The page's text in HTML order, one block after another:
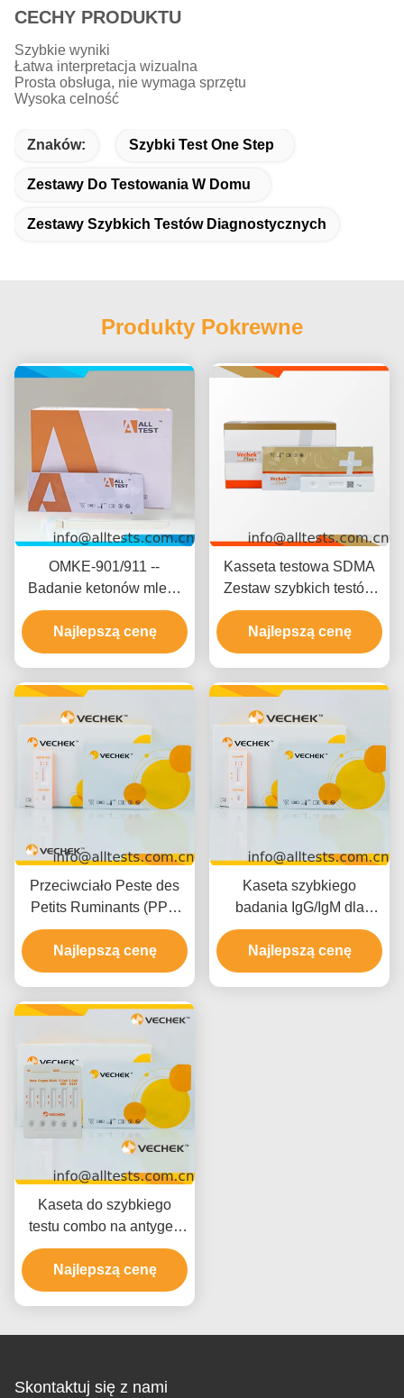
CECHY PRODUKTU
Szybkie wyniki
Łatwa interpretacja wizualna
Prosta obsługa, nie wymaga sprzętu
Wysoka celność
Znaków: Szybki Test One Step
Zestawy Do Testowania W Domu
Zestawy Szybkich Testów Diagnostycznych
Produkty Pokrewne
OMKE-901/911 --
Badanie ketonów mleka
(Milek) - do wykrywania
ketonów w mleku
Najlepszą cenę
Kasseta testowa SDMA
Zestaw szybkich testów
weterynaryjnych z
specyficznością 92,45%
dokładnością 93,58% i
badań na psach i kotach
Najlepszą cenę
Przeciwciało Peste des
Petits Ruminants (PPR
Ab) Kaseta szybkiego
badania (cała
krew/serum/plazma)
Najlepszą cenę
Kaseta szybkiego
badania IgG/IgM dla
zwierząt koniowatych z
chorobą z Lyme (cała
krew/serum/plazma)
Najlepszą cenę
Kaseta do szybkiego
testu combo na antygen
rotawirusa+Cryptosporidia+koronawirusa+E.
Coli K99 +E. Coli O157
(kał)
Najlepszą cenę
Skontaktuj się z nami